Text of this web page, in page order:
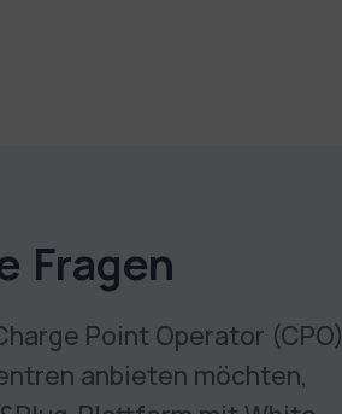
Fragen
Point Operator (CPO)
anbieten möchten,